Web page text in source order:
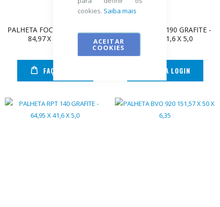
cookies. Saiba mais
ACEITAR
COOKIES
PALHETA FOCKINK GRAFITE -
84,97 X 39 X 4,95
FAÇA LOGIN
PALHETA RPT 190 GRAFITE -
84,95 X 41,6 X 5,0
FAÇA LOGIN